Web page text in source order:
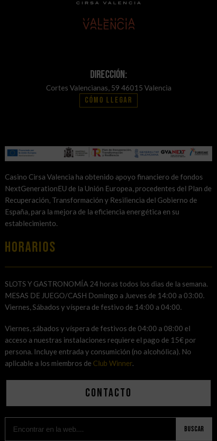
Dirección:
Cortes Valencianas, 59 46015 Valencia
Cómo llegar
Casino Cirsa Valencia ha obtenido apoyo financiero de fondos
NextGenerationEU de la Unión Europea, procedentes del Plan de
Recuperación, Transformación y Resiliencia del Gobierno de
España, para la mejora de la eficiencia energética en su
establecimiento.
HORARIOS
SLOTS Y GASTRONOMÍA 24 horas todos los dias de la semana.
MESAS DE JUEGO/CASH Domingo a Jueves de 14:00 a 03:00.
Viernes, Sábados y víspera de festivo de 14:00 a 04:00.
Viernes, sábados y víspera de festivos de 04:00 a 08:00 el
acceso a nuestras instalaciones requiere el pago de 15€ por
persona. Incluye entrada y consumición (no alcohólica). No
aplicable a los miembros de Club Winner.
Contacto
Buscar